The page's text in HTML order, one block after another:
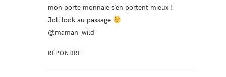
mon porte monnaie s’en portent mieux !
Joli look au passage
@maman_wild
RÉPONDRE